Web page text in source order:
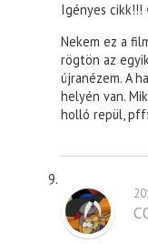
Igényes cikk!!!
Nekem ez a
rögtön az
újranézem. A
helyén van.
holló repül,